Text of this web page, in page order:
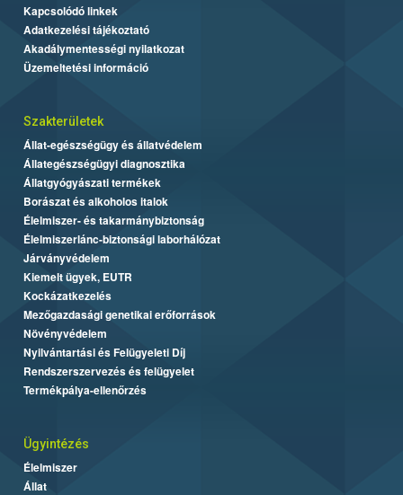
Kapcsolódó linkek
Adatkezelési tájékoztató
Akadálymentességi nyilatkozat
Üzemeltetési információ
Szakterületek
Állat-egészségügy és állatvédelem
Állategészségügyi diagnosztika
Állatgyógyászati termékek
Borászat és alkoholos italok
Élelmiszer- és takarmánybiztonság
Élelmiszerlánc-biztonsági laborhálózat
Járványvédelem
Kiemelt ügyek, EUTR
Kockázatkezelés
Mezőgazdasági genetikai erőforrások
Növényvédelem
Nyilvántartási és Felügyeleti Díj
Rendszerszervezés és felügyelet
Termékpálya-ellenőrzés
Ügyintézés
Élelmiszer
Állat